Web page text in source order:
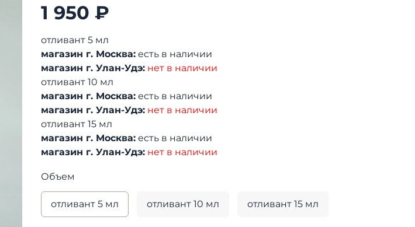
1 950 ₽
Объем
отливант 5 мл отливант 10 мл отливант 15 мл
отливант 5 мл
магазин г. Москва: есть в наличии
магазин г. Улан-Удэ: нет в наличии
отливант 10 мл
магазин г. Москва: есть в наличии
магазин г. Улан-Удэ: нет в наличии
отливант 15 мл
магазин г. Москва: есть в наличии
магазин г. Улан-Удэ: нет в наличии